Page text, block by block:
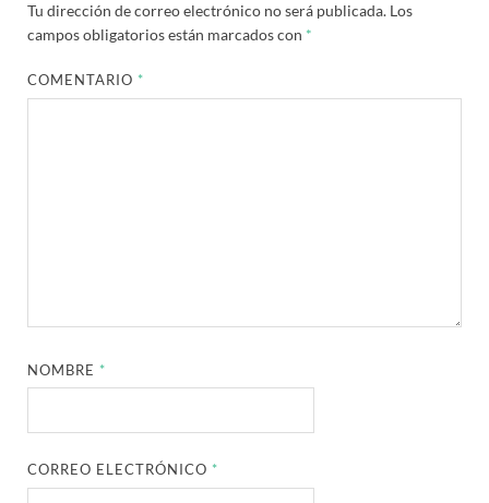
Tu dirección de correo electrónico no será publicada. Los
campos obligatorios están marcados con *
COMENTARIO *
NOMBRE *
CORREO ELECTRÓNICO *